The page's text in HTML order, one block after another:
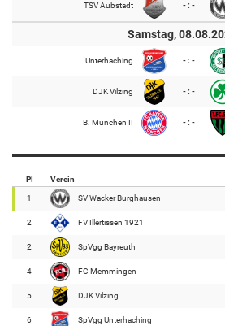
TSV Aubstadt - : -
Samstag,
Unterhaching - : -
DJK Vilzing - : -
B. München II - : -
Pl Verein
1 SV Wacker Burghausen
2 FV Illertissen 1921
2 SpVgg Bayreuth
4 FC Memmingen
5 DJK Vilzing
6 SpVgg Unterhaching